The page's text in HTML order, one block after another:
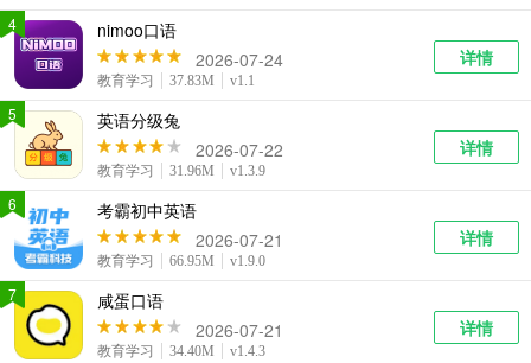
nimoo口语
2026-07-24
教育学习 37.83M v1.1
详情
4
英语分级兔
2026-07-22
教育学习 31.96M v1.3.9
详情
5
考霸初中英语
2026-07-21
教育学习 66.95M v1.9.0
详情
6
咸蛋口语
2026-07-21
教育学习 34.40M v1.4.3
详情
7